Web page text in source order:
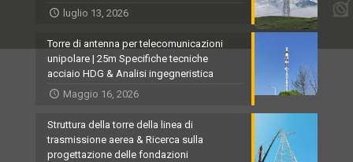
luglio 13, 2026
Torre di antenna per telecomunicazioni
unipolare | 25m Specifiche tecniche
acciaio HDG & Analisi ingegneristica
Maggio 16, 2026
Struttura della torre della linea di
trasmissione aerea & Ricerca sulla
progettazione delle fondazioni